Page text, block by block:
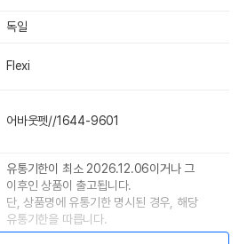
독일
Flexi
어바웃펫//1644-9601
유통기한이 최소 2026.12.06이거나 그
이후인 상품이 출고됩니다.
단, 상품명에 유통기한 명시된 경우, 해당
유통기한을 따릅니다.